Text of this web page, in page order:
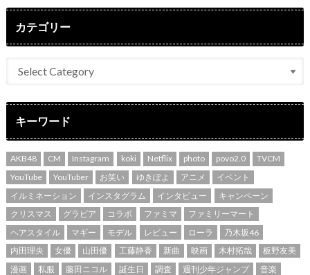
カテゴリー
キーワード
AKB48 CM Instagram koki Netflix photo povo2.0
TVCM
YouTube
YouTuber お笑い ゆきぽよ アニメ
イベント
イルミネーション
インスタグラム インタビュー
キャンペーン
クリスマス
グラビア コラボ ファミマ
ファミリーマート
ヘアスタイル
マギー モデル レビュー ローラ
乃木坂46
内田理央
女優 山田優 工藤静香 新曲 映画 木村拓哉
板野友美
漫画
私服 藤田ニコル 誕生日 調査 週刊少年ジャンプ 音楽